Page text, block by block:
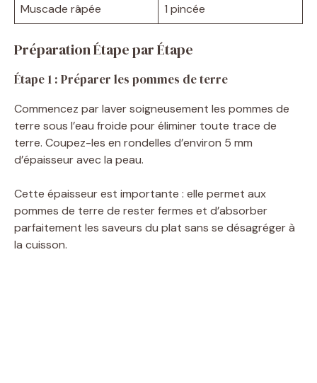
Muscade râpée
1 pincée
Préparation Étape par Étape
Étape 1 : Préparer les pommes de terre
Commencez par laver soigneusement les pommes de
terre sous l’eau froide pour éliminer toute trace de
terre. Coupez-les en rondelles d’environ 5 mm
d’épaisseur avec la peau.
Cette épaisseur est importante : elle permet aux
pommes de terre de rester fermes et d’absorber
parfaitement les saveurs du plat sans se désagréger à
la cuisson.